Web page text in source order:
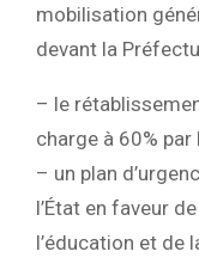
mobilisation
devant la
– le
charge à 60% par
– un plan
l’État en faveur
l’éducation et de